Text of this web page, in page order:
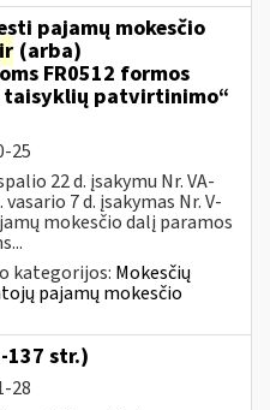
pajamų mokesčio
ir (arba)
FR0512 formos
patvirtinimo“
25
22 d. įsakymu Nr. VA-
7 d. įsakymas Nr. V-
mokesčio dalį paramos
kategorijos: Mokesčių
pajamų mokesčio
137 str.)
28